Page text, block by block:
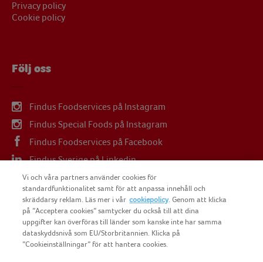
Privacy policy
Cookie policy
Följ oss
Findus Foodservices på Instagram
Findus Special Foods på Instagram
Findus Foodservices på Facebook
Findus Sverige på Linkedin
Findus Sverige på Youtube
COPYRIGHT FINDUS SVERIGE AB 2025
Vi och våra partners använder cookies för
standardfunktionalitet samt för att anpassa innehåll och
skräddarsy reklam. Läs mer i vår cookiepolicy. Genom att klicka
på ”Acceptera cookies” samtycker du också till att dina
uppgifter kan överföras till länder som kanske inte har samma
dataskyddsnivå som EU/Storbritannien. Klicka på
”Cookieinställningar” för att hantera cookies.